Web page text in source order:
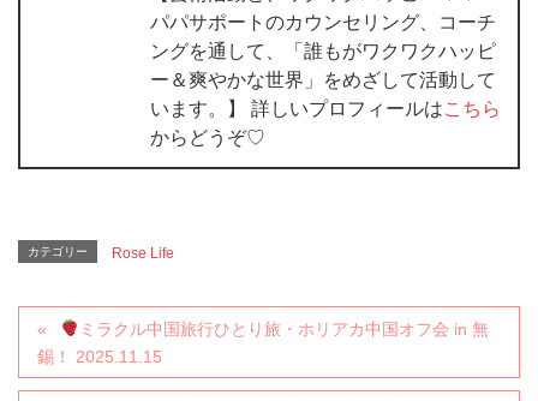
パパサポートのカウンセリング、コーチ
ングを通して、「誰もがワクワクハッピ
ー＆爽やかな世界」をめざして活動して
います。】 詳しいプロフィールはこちら
からどうぞ♡
カテゴリー Rose Life
ミラクル中国旅行ひとり旅・ホリアカ中国オフ会 in 無
錫！ 2025.11.15